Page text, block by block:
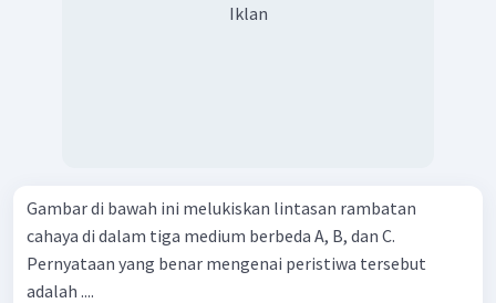
Iklan
Gambar di bawah ini melukiskan lintasan rambatan
cahaya di dalam tiga medium berbeda A, B, dan C.
Pernyataan yang benar mengenai peristiwa tersebut
adalah ....